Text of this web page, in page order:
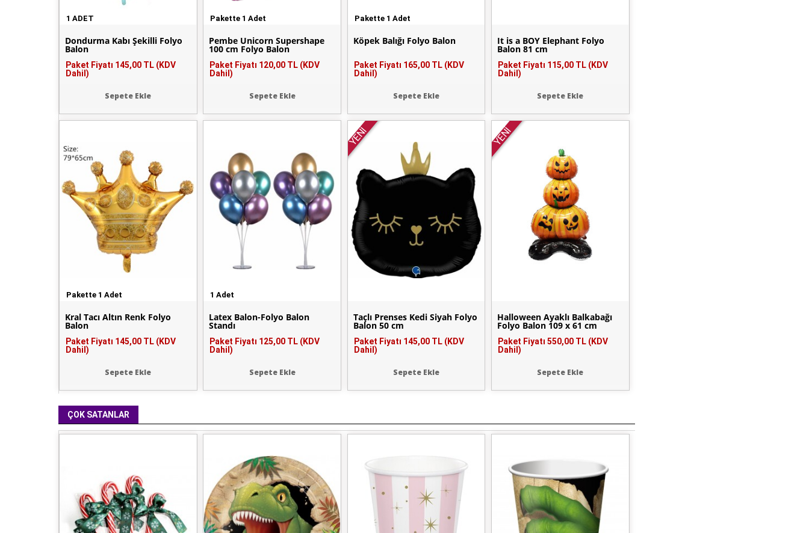
1 ADET
Dondurma Kabı Şekilli Folyo
Balon
Paket Fiyatı 145,00 TL (KDV
Dahil)
Sepete Ekle
Pakette 1 Adet
Pembe Unicorn Supershape
100 cm Folyo Balon
Paket Fiyatı 120,00 TL (KDV
Dahil)
Sepete Ekle
Pakette 1 Adet
Köpek Balığı Folyo Balon
Paket Fiyatı 165,00 TL (KDV
Dahil)
Sepete Ekle
It is a BOY Elephant Folyo
Balon 81 cm
Paket Fiyatı 115,00 TL (KDV
Dahil)
Sepete Ekle
Pakette 1 Adet
Kral Tacı Altın Renk Folyo
Balon
Paket Fiyatı 145,00 TL (KDV
Dahil)
Sepete Ekle
1 Adet
Latex Balon-Folyo Balon
Standı
Paket Fiyatı 125,00 TL (KDV
Dahil)
Sepete Ekle
YENİ
Taçlı Prenses Kedi Siyah Folyo
Balon 50 cm
Paket Fiyatı 145,00 TL (KDV
Dahil)
Sepete Ekle
YENİ
Halloween Ayaklı Balkabağı
Folyo Balon 109 x 61 cm
Paket Fiyatı 550,00 TL (KDV
Dahil)
Sepete Ekle
ÇOK SATANLAR